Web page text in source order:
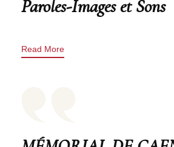
Paroles-Images et Sons
Read More